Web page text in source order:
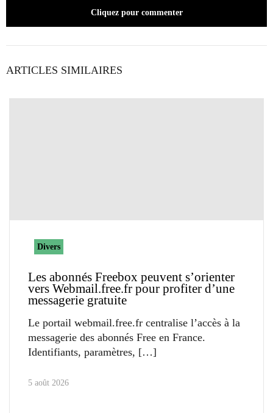
Cliquez pour commenter
ARTICLES SIMILAIRES
Divers
Les abonnés Freebox peuvent s’orienter
vers Webmail.free.fr pour profiter d’une
messagerie gratuite
Le portail webmail.free.fr centralise l’accès à la
messagerie des abonnés Free en France.
Identifiants, paramètres,
5 août 2026